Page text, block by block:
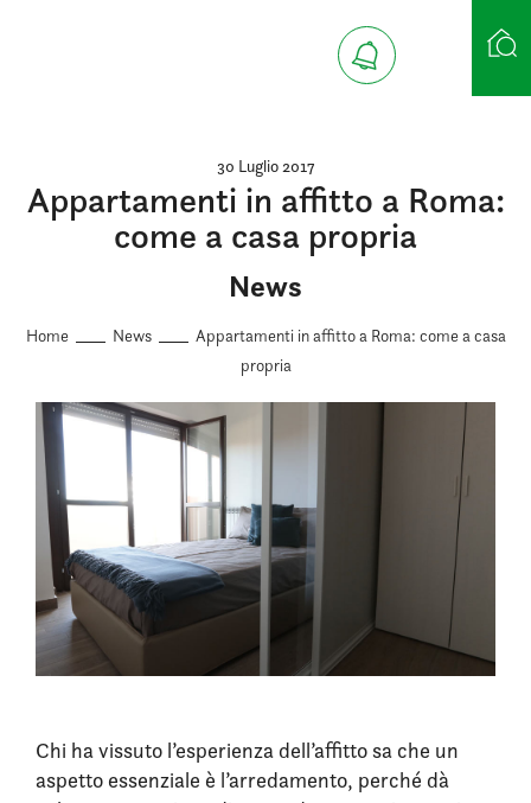
Ricerca case
30 Luglio 2017
Appartamenti in affitto a Roma:
come a casa propria
News
Home News
Appartamenti in affitto a Roma: come a casa
propria
Chi ha vissuto l’esperienza dell’affitto sa che un
aspetto essenziale è l’arredamento, perché dà